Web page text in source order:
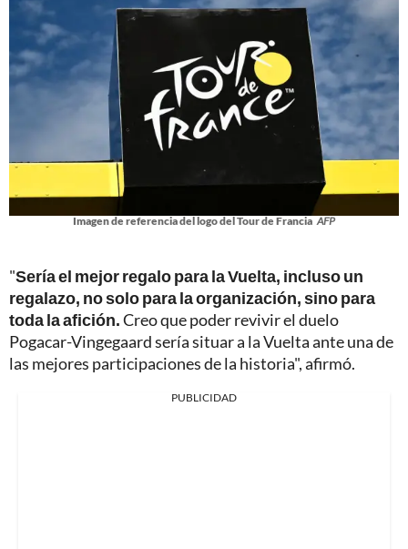
Imagen de referencia del logo del Tour de Francia AFP
"Sería el mejor regalo para la Vuelta, incluso un
regalazo, no solo para la organización, sino para
toda la afición.Creo que poder revivir el duelo
Pogacar-Vingegaard sería situar a la Vuelta ante una de
las mejores participaciones de la historia", afirmó.
PUBLICIDAD